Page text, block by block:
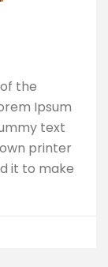
the
Ipsum
text
printer
it to make